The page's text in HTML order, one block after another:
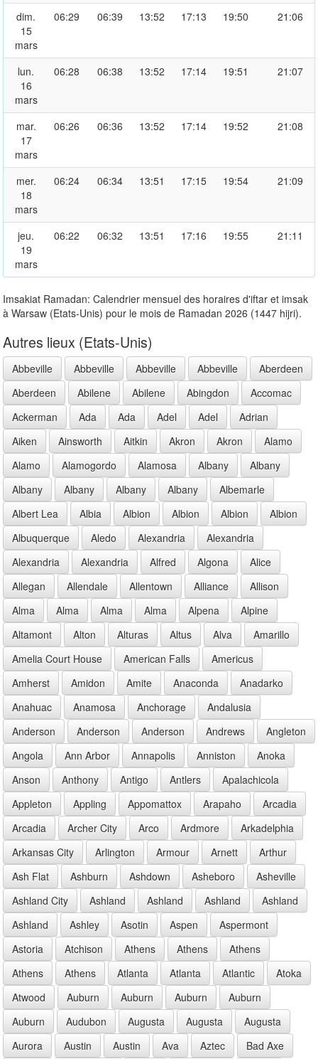
dim.
15
mars
06:29 06:39 13:52 17:13 19:50 21:06
lun.
16
mars
06:28 06:38 13:52 17:14 19:51 21:07
mar.
17
mars
06:26 06:36 13:52 17:14 19:52 21:08
mer.
18
mars
06:24 06:34 13:51 17:15 19:54 21:09
jeu.
19
mars
06:22 06:32 13:51 17:16 19:55 21:11
Imsakiat Ramadan: Calendrier mensuel des horaires d'iftar et imsak
à Warsaw (Etats-Unis) pour le mois de Ramadan 2026 (1447 hijri).
Autres lieux (Etats-Unis)
Abbeville Abbeville Abbeville Abbeville
Aberdeen
Aberdeen
Abilene Abilene Abingdon
Accomac
Ackerman
Ada Ada Adel Adel
Adrian
Aiken
Ainsworth Aitkin Akron Akron
Alamo
Alamo
Alamogordo Alamosa Albany
Albany
Albany
Albany Albany Albany
Albemarle
Albert Lea
Albia Albion Albion Albion
Albion
Albuquerque
Aledo Alexandria
Alexandria
Alexandria
Alexandria Alfred Algona
Alice
Allegan
Allendale Allentown Alliance
Allison
Alma
Alma Alma Alma Alpena
Alpine
Altamont
Alton Alturas Altus Alva
Amarillo
Amelia Court House
American Falls
Americus
Amherst
Amidon Amite Anaconda
Anadarko
Anahuac
Anamosa Anchorage
Andalusia
Anderson
Anderson Anderson Andrews
Angleton
Angola
Ann Arbor Annapolis Anniston
Anoka
Anson
Anthony Antigo Antlers
Apalachicola
Appleton
Appling Appomattox Arapaho
Arcadia
Arcadia
Archer City Arco Ardmore
Arkadelphia
Arkansas City
Arlington Armour Arnett
Arthur
Ash Flat
Ashburn Ashdown Asheboro
Asheville
Ashland City
Ashland Ashland Ashland
Ashland
Ashland
Ashley Asotin Aspen
Aspermont
Astoria
Atchison Athens Athens
Athens
Athens
Athens Atlanta Atlanta Atlantic
Atoka
Atwood
Auburn Auburn Auburn
Auburn
Auburn
Audubon Augusta Augusta
Augusta
Aurora
Austin Austin Ava Aztec
Bad Axe